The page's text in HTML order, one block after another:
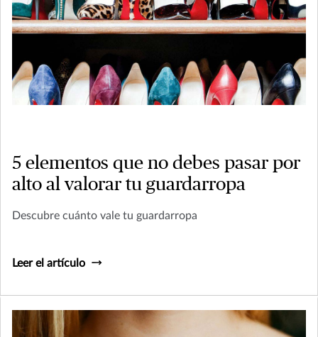
5 elementos que no debes pasar por
alto al valorar tu guardarropa
Descubre cuánto vale tu guardarropa
Leer el artículo